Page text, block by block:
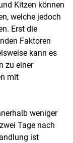
Kitzen können
welche jedoch
Erst die
Faktoren
kann es
zu einer
mit
weniger
Tage nach
ist